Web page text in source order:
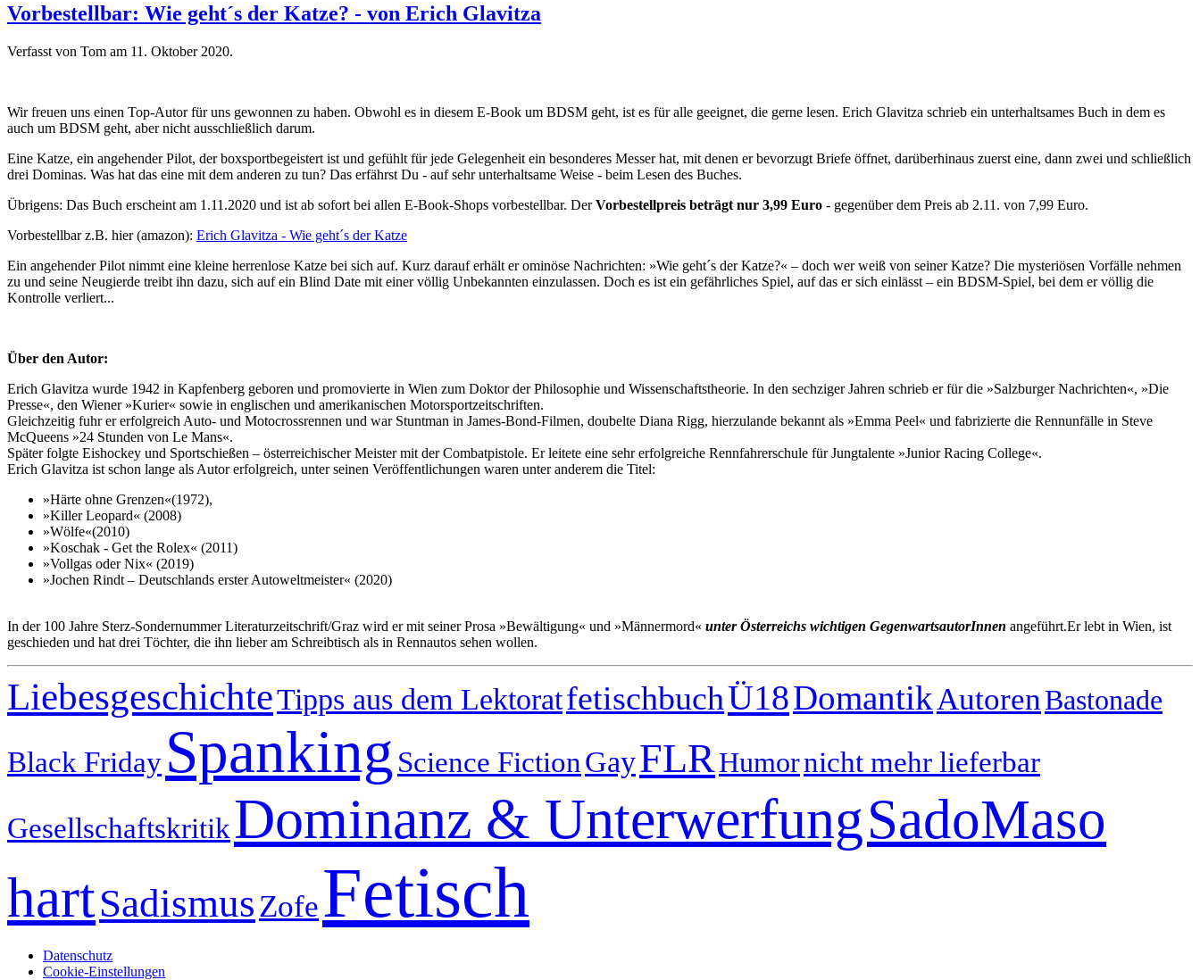
Vorbestellbar: Wie geht´s der Katze? - von Erich Glavitza
Verfasst von Tom am 11. Oktober 2020.
Wir freuen uns einen Top-Autor für uns gewonnen zu haben. Obwohl es in diesem E-Book um BDSM geht, ist es für alle geeignet, die gerne lesen. Erich Glavitza schrieb ein unterhaltsames Buch in dem es
auch um BDSM geht, aber nicht ausschließlich darum.
Eine Katze, ein angehender Pilot, der boxsportbegeistert ist und gefühlt für jede Gelegenheit ein besonderes Messer hat, mit denen er bevorzugt Briefe öffnet, darüberhinaus zuerst eine, dann zwei und schließlich
drei Dominas. Was hat das eine mit dem anderen zu tun? Das erfährst Du - auf sehr unterhaltsame Weise - beim Lesen des Buches.
Übrigens: Das Buch erscheint am 1.11.2020 und ist ab sofort bei allen E-Book-Shops vorbestellbar. DerVorbestellpreis beträgt nur 3,99 Euro - gegenüber dem Preis ab 2.11. von 7,99 Euro.
Vorbestellbar z.B. hier (amazon): Erich Glavitza - Wie geht´s der Katze
Ein angehender Pilot nimmt eine kleine herrenlose Katze bei sich auf. Kurz darauf erhält er ominöse Nachrichten: »Wie geht´s der Katze?« – doch wer weiß von seiner Katze? Die mysteriösen Vorfälle nehmen
zu und seine Neugierde treibt ihn dazu, sich auf ein Blind Date mit einer völlig Unbekannten einzulassen. Doch es ist ein gefährliches Spiel, auf das er sich einlässt – ein BDSM-Spiel, bei dem er völlig die
Kontrolle verliert...
Über den Autor:
Erich Glavitza wurde 1942 in Kapfenberg geboren und promovierte in Wien zum Doktor der Philosophie und Wissenschaftstheorie. In den sechziger Jahren schrieb er für die »Salzburger Nachrichten«, »Die
Presse«, den Wiener »Kurier« sowie in englischen und amerikanischen Motorsportzeitschriften.
Gleichzeitig fuhr er erfolgreich Auto- und Motocrossrennen und war Stuntman in James-Bond-Filmen, doubelte Diana Rigg, hierzulande bekannt als »Emma Peel« und fabrizierte die Rennunfälle in Steve
McQueens »24 Stunden von Le Mans«.
Später folgte Eishockey und Sportschießen – österreichischer Meister mit der Combatpistole. Er leitete eine sehr erfolgreiche Rennfahrerschule für Jungtalente »Junior Racing College«.
Erich Glavitza ist schon lange als Autor erfolgreich, unter seinen Veröffentlichungen waren unter anderem die Titel:
»Härte ohne Grenzen«(1972),
»Killer Leopard« (2008)
»Wölfe«(2010)
»Koschak - Get the Rolex« (2011)
»Vollgas oder Nix« (2019)
»Jochen Rindt – Deutschlands erster Autoweltmeister« (2020)
In der 100 Jahre Sterz-Sondernummer Literaturzeitschrift/Graz wird er mit seiner Prosa »Bewältigung« und »Männermord« unter Österreichs wichtigen GegenwartsautorInnen angeführt.Er lebt in Wien, ist
geschieden und hat drei Töchter, die ihn lieber am Schreibtisch als in Rennautos sehen wollen.
LiebesgeschichteTipps aus dem LektoratfetischbuchÜ18DomantikAutorenBastonade
Black Friday Spanking Science FictionGayFLRHumornicht mehr lieferbar
GesellschaftskritikDominanz & UnterwerfungSadoMaso
hartSadismusZofeFetisch
Datenschutz
Cookie-Einstellungen